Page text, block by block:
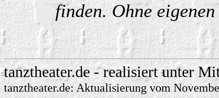
finden. Ohne
tanztheater.de - realisiert unter
tanztheater.de: Aktualisierung vom